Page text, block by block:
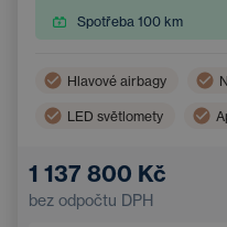
Spotřeba 100 km
Hlavové airbagy
LED světlomety
Panoramatická střecha
1 137 800 Kč
bez odpočtu DPH